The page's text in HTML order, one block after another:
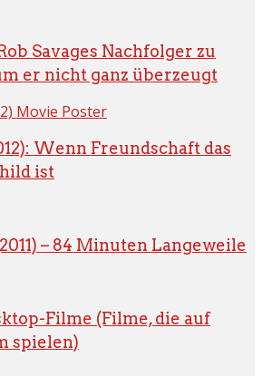
Savages Nachfolger zu
er nicht ganz überzeugt
Wenn Freundschaft das
ist
– 84 Minuten Langeweile
Filme (Filme, die auf
spielen)